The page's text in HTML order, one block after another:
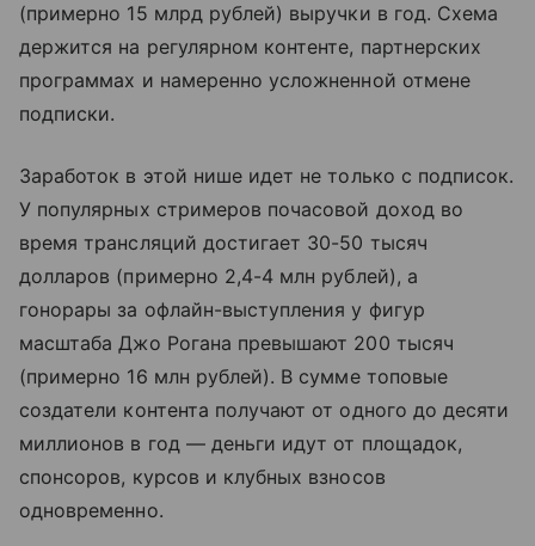
(примерно 15 млрд рублей) выручки в год. Схема
держится на регулярном контенте, партнерских
программах и намеренно усложненной отмене
подписки.
Заработок в этой нише идет не только с подписок.
У популярных стримеров почасовой доход во
время трансляций достигает 30-50 тысяч
долларов (примерно 2,4-4 млн рублей), а
гонорары за офлайн-выступления у фигур
масштаба Джо Рогана превышают 200 тысяч
(примерно 16 млн рублей). В сумме топовые
создатели контента получают от одного до десяти
миллионов в год — деньги идут от площадок,
спонсоров, курсов и клубных взносов
одновременно.